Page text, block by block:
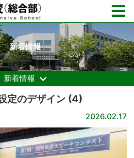
新着情報
新着情報
定のデザイン (4)
2026.02.17